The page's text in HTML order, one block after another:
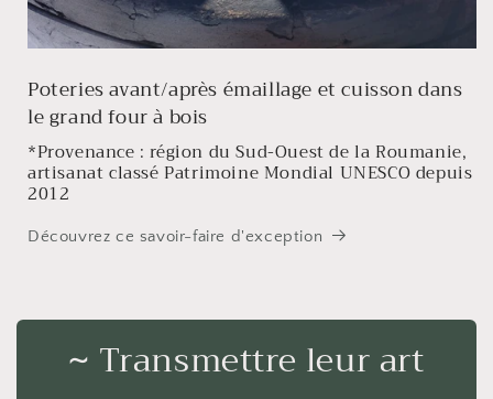
Poteries avant/après émaillage et cuisson dans
le grand four à bois
*Provenance : région du Sud-Ouest de la Roumanie,
artisanat classé Patrimoine Mondial UNESCO depuis
2012
Découvrez ce savoir-faire d'exception
~ Transmettre leur art